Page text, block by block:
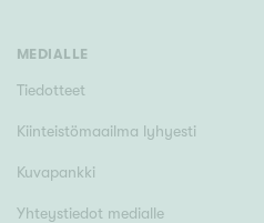
MEDIALLE
Tiedotteet
Kiinteistömaailma lyhyesti
Kuvapankki
Yhteystiedot medialle